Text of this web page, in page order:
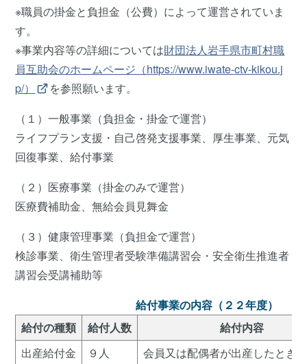
※職員の掛金と負担金（公費）によって運営されていま
す。
※事業内容等の詳細については財団法人岩手県市町村職
員互助会のホームページ（https://www.iwate-ctv-kikou.j
p/）
を参照願います。
（１）一般事業（負担金・掛金で運営）
ライフプラン支援・自己啓発支援事業、厚生事業、元気
回復事業、給付事業
（２）医療事業（掛金のみで運営）
医療費補助金、無給会員見舞金
（３）健康管理事業（負担金で運営）
検診事業、衛生管理者受験準備講習会・安全衛生推進者
講習会受講補助等
給付事業の内容（２２年度）
給付の種類
給付人数
給付内容
出産給付金
９人 会員又は配偶者が出産したとき